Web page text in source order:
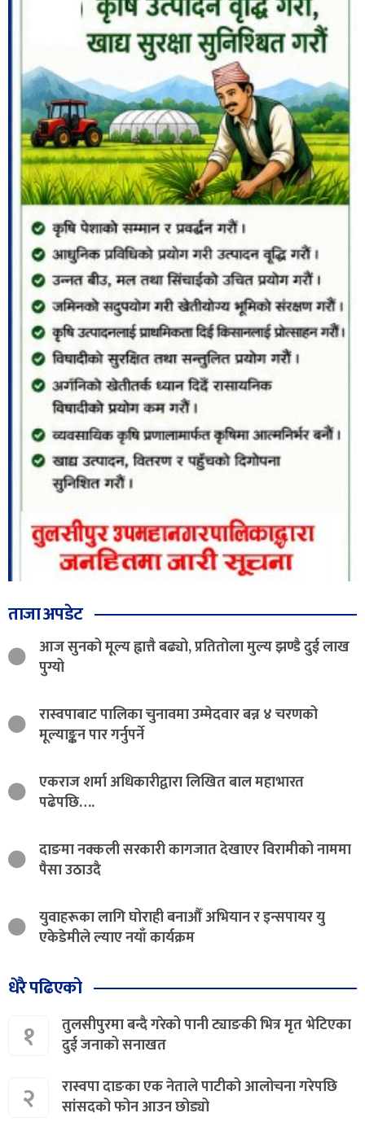
ताजा अपडेट
आज सुनको मूल्य ह्वात्तै बढ्यो, प्रतितोला मुल्य झण्डै दुई लाख
पुग्यो
रास्वपाबाट पालिका चुनावमा उम्मेदवार बन्न ४ चरणको
मूल्याङ्कन पार गर्नुपर्ने
एकराज शर्मा अधिकारीद्वारा लिखित बाल महाभारत
पढेपछि….
दाङमा नक्कली सरकारी कागजात देखाएर विरामीको नाममा
पैसा उठाउदै
युवाहरूका लागि घोराही बनाऔँ अभियान र इन्सपायर यु
एकेडेमीले ल्याए नयाँ कार्यक्रम
धेरै पढिएको
१
तुलसीपुरमा बन्दै गरेको पानी ट्याङकी भित्र मृत भेटिएका
दुई जनाको सनाखत
२
रास्वपा दाङका एक नेताले पाटीको आलोचना गरेपछि
सांसदको फोन आउन छोड्यो